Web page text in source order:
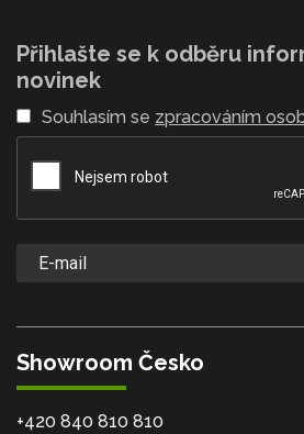
Přihlašte se k odběru
novinek
Souhlasím se zpracováním
Showroom Česko
+420 840 810 810